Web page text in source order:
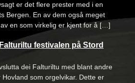
er det flere prester med i en
Bergen. En av dem også meget
en som virkelig er kjent for å […]
festivalen på Stord
dei Falturiltu med blant andre
som orgelvikar. Dette er